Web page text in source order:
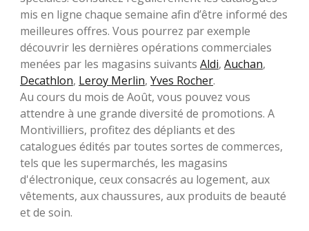
mis en ligne chaque semaine afin d’être informé des
meilleures offres. Vous pourrez par exemple
découvrir les dernières opérations commerciales
menées par les magasins suivants Aldi, Auchan,
Decathlon, Leroy Merlin, Yves Rocher.
Au cours du mois de Août, vous pouvez vous
attendre à une grande diversité de promotions. A
Montivilliers, profitez des dépliants et des
catalogues édités par toutes sortes de commerces,
tels que les supermarchés, les magasins
d'électronique, ceux consacrés au logement, aux
vêtements, aux chaussures, aux produits de beauté
et de soin.